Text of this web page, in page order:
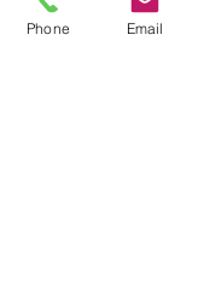
Phone Email